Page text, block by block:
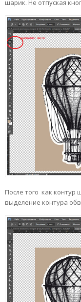
шарик. Не отпуская
После того как контур
выделение контура